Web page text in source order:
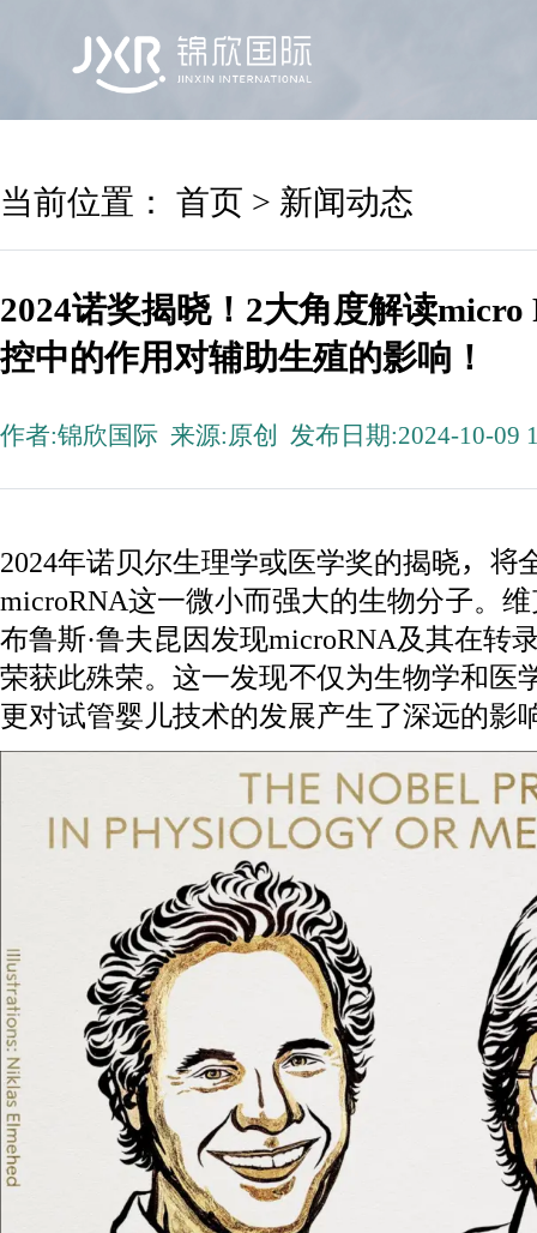
当前位置： 首页 > 新闻动态
2024诺奖揭晓！2大角度解读
控中的作用对辅助生殖的影响！
作者:锦欣国际 来源:原创 发布日期:2024-10-09
2024年诺贝尔生理学或医学奖的揭晓，将
microRNA这一微小而强大的生物分子。维
布鲁斯·鲁夫昆因发现microRNA及其在转
荣获此殊荣。这一发现不仅为生物学和医
更对试管婴儿技术的发展产生了深远的影